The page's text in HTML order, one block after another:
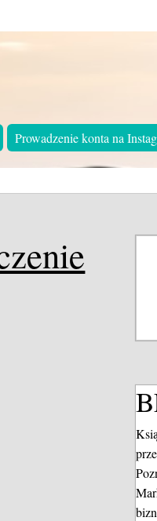
Prowadzenie konta na